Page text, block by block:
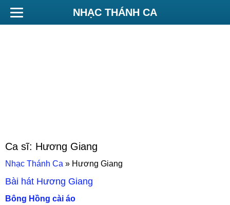
NHẠC THÁNH CA
Ca sĩ: Hương Giang
Nhạc Thánh Ca » Hương Giang
Bài hát Hương Giang
Bông Hồng cài áo